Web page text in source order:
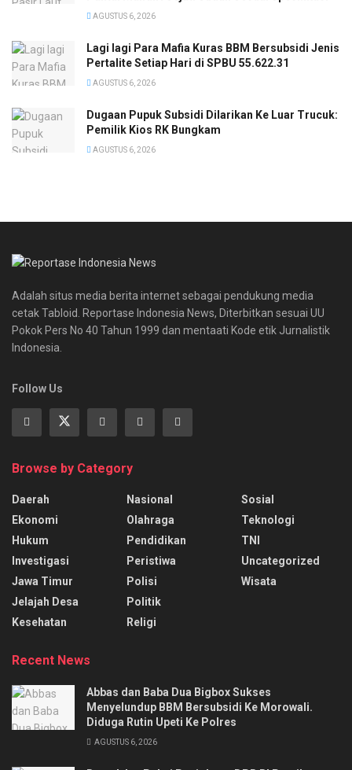
AGUSTUS 6, 2026
Lagi lagi Para Mafia Kuras BBM Bersubsidi Jenis
Pertalite Setiap Hari di SPBU 55.622.31
AGUSTUS 6, 2026
‎Dugaan Pupuk Subsidi Dilarikan Ke Luar Trucuk:
Pemilik Kios RK Bungkam
AGUSTUS 6, 2026
Adalah situs media berita internet sebagai pendukung media
cetak Tabloid. Reportase Indonesia News, Diterbitkan sesuai UU
Pokok Pers No 40 Tahun 1999 dan mentaati Kode etik Jurnalistik
Indonesia.
Follow Us
Browse by Category
Daerah
Ekonomi
Hukum
Investigasi
Jawa Timur
Jelajah Desa
Kesehatan
Nasional
Olahraga
Pendidikan
Peristiwa
Polisi
Politik
Religi
Sosial
Teknologi
TNI
Uncategorized
Wisata
Recent News
Abbas dan Baba Dua Bigbox Sukses
Menyelundup BBM Bersubsidi Ke Morowali.
Diduga Rutin Upeti Ke Polres
AGUSTUS 6, 2026